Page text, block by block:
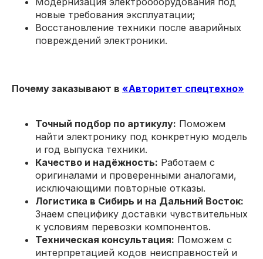
новые требования эксплуатации;
Восстановление техники после аварийных
повреждений электроники.
Почему заказывают в «Авторитет спецтехно»
Точный подбор по артикулу: Поможем
найти электронику под конкретную модель
и год выпуска техники.
Качество и надёжность: Работаем с
оригиналами и проверенными аналогами,
исключающими повторные отказы.
Логистика в Сибирь и на Дальний Восток:
Знаем специфику доставки чувствительных
к условиям перевозки компонентов.
Техническая консультация: Поможем с
интерпретацией кодов неисправностей и